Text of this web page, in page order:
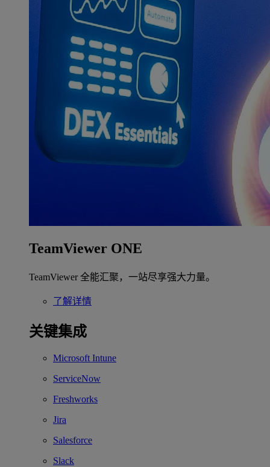
TeamViewer ONE
TeamViewer 全能汇聚，一站尽享强大力量。
了解详情
关键集成
Microsoft Intune
ServiceNow
Freshworks
Jira
Salesforce
Slack